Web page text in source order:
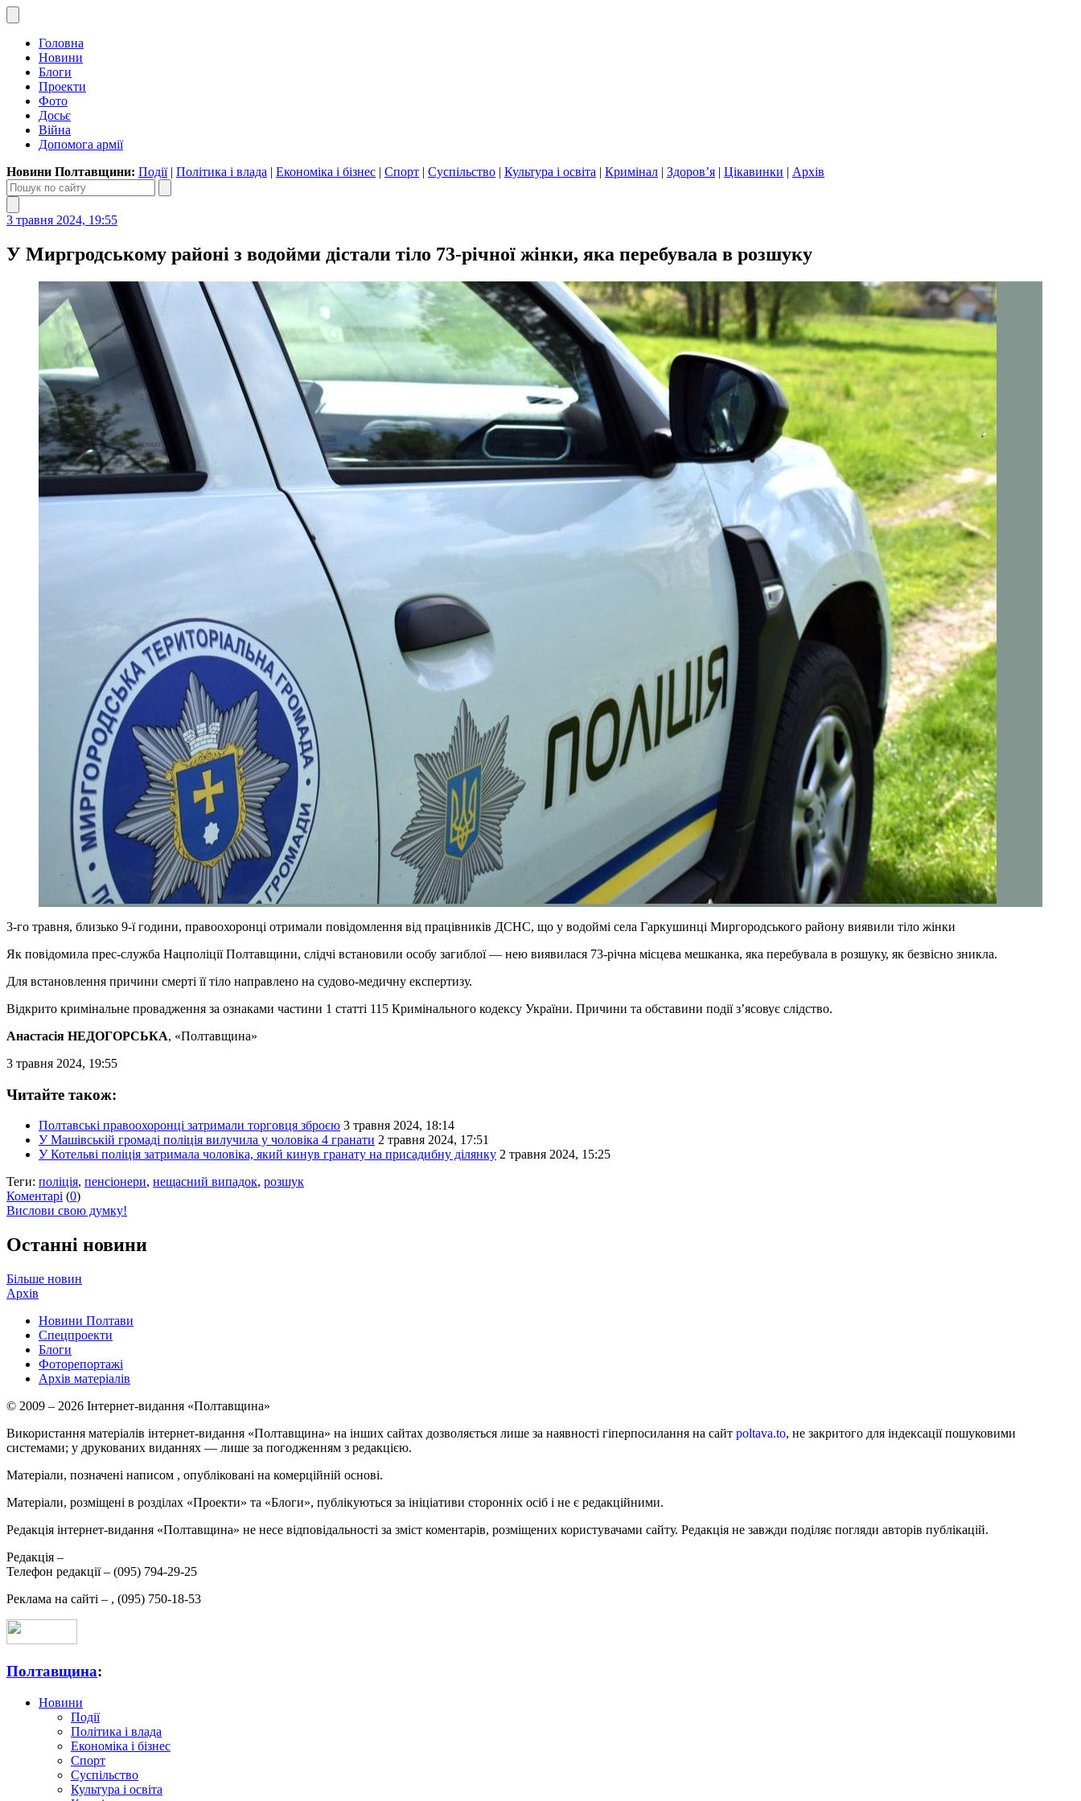
Головна
Новини
Блоги
Проекти
Фото
Досьє
Війна
Допомога армії
Новини Полтавщини: Події| Політика і влада | Економіка і бізнес | Спорт | Суспільство | Культура і освіта | Кримінал | Здоров’я | Цікавинки | Архів
3 травня 2024, 19:55
У Миргродському районі з водойми дістали тіло 73-річної жінки, яка перебувала в розшуку
3-го травня, близько 9-ї години, правоохоронці отримали повідомлення від працівників ДСНС, що у водоймі села Гаркушинці Миргородського району виявили тіло жінки
Як повідомила прес-служба Нацполіції Полтавщини, слідчі встановили особу загиблої — нею виявилася 73-річна місцева мешканка, яка перебувала в розшуку, як безвісно зникла.
Для встановлення причини смерті її тіло направлено на судово-медичну експертизу.
Відкрито кримінальне провадження за ознаками частини 1 статті 115 Кримінального кодексу України. Причини та обставини події з’ясовує слідство.
Анастасія НЕДОГОРСЬКА, «Полтавщина»
3 травня 2024, 19:55
Читайте також:
Полтавські правоохоронці затримали торговця зброєю 3 травня 2024, 18:14
У Машівській громаді поліція вилучила у чоловіка 4 гранати 2 травня 2024, 17:51
У Котельві поліція затримала чоловіка, який кинув гранату на присадибну ділянку 2 травня 2024, 15:25
Теги: поліція, пенсіонери, нещасний випадок, розшук
Коментарі (0)
Вислови свою думку!
Останні новини
Більше новин
Архів
Новини Полтави
Спецпроекти
Блоги
Фоторепортажі
Архів матеріалів
© 2009 – 2026 Інтернет-видання «Полтавщина»
Використання матеріалів інтернет-видання «Полтавщина» на інших сайтах дозволяється лише за наявності гіперпосилання на сайт poltava.to, не закритого для індексації пошуковими
системами; у друкованих виданнях — лише за погодженням з редакцією.
Матеріали, позначені написом , опубліковані на комерційній основі.
Матеріали, розміщені в розділах «Проекти» та «Блоги», публікуються за ініціативи сторонніх осіб і не є редакційними.
Редакція інтернет-видання «Полтавщина» не несе відповідальності за зміст коментарів, розміщених користувачами сайту. Редакція не завжди поділяє погляди авторів публікацій.
Редакція –
Телефон редакції – (095) 794-29-25
Реклама на сайті – , (095) 750-18-53
Полтавщина:
Новини
Події
Політика і влада
Економіка і бізнес
Спорт
Суспільство
Культура і освіта